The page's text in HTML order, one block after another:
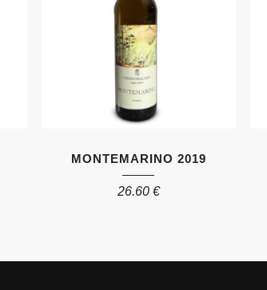
MONTEMARINO 2019
26.60 €